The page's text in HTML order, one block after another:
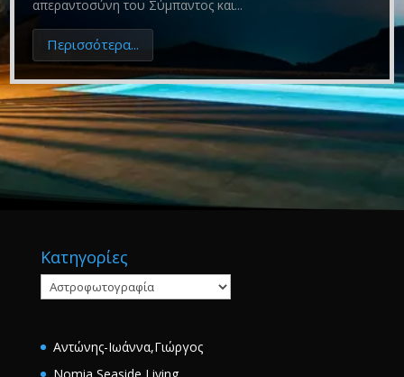
απεραντοσύνη του Σύμπαντος και...
Περισσότερα...
Κατηγορίες
Κατηγορίες
Αντώνης-Ιωάννα,Γιώργος